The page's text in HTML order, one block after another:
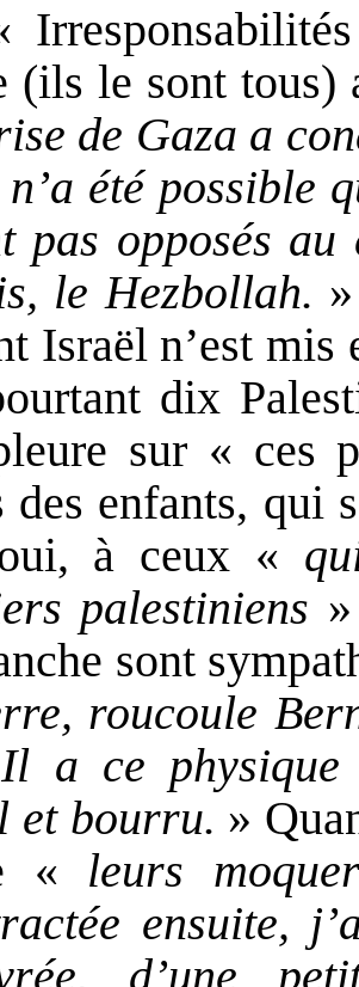
(ils le sont tous)
de Gaza a
n’a été possible
pas opposés
le Hezbollah.
Israël n’est mis
dix
sur « ces
des enfants,
à ceux «
palestiniens
sont
roucoule
Il a ce
et bourru. »
« leurs
ensuite,
d’une